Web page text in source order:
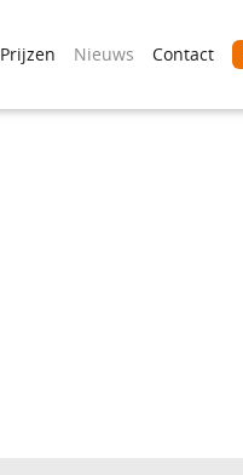
Prijzen Nieuws Contact